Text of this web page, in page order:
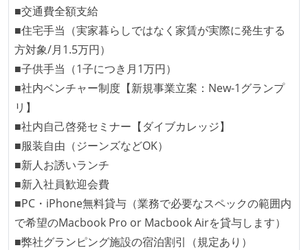
■交通費全額支給
■住宅手当（実家暮らしではなく家賃が実際に発生する
方対象/月1.5万円）
■子供手当（1子につき月1万円）
■社内ベンチャー制度【新規事業立案：New-1グランプ
リ】
■社内自己啓発セミナー【ダイブカレッジ】
■服装自由（ジーンズなどOK）
■新人お誘いランチ
■新入社員歓迎会費
■PC・iPhone無料貸与（業務で必要なスペックの範囲内
で希望のMacbook Pro or Macbook Airを貸与します）
■弊社グランピング施設の宿泊割引（規定あり）